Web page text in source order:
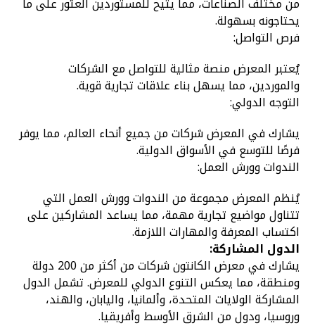
يحتاجونه بسهولة.
فرص التواصل:
يُعتبر المعرض منصة مثالية للتواصل مع الشركات
والموردين، مما يسهل بناء علاقات تجارية قوية.
التوجه الدولي:
يشارك في المعرض شركات من جميع أنحاء العالم، مما يوفر
فرصًا للتوسع في الأسواق الدولية.
الندوات وورش العمل:
يُنظم المعرض مجموعة من الندوات وورش العمل التي
تتناول مواضيع تجارية مهمة، مما يساعد المشاركين على
اكتساب المعرفة والمهارات اللازمة.
الدول المشاركة:
يشارك في معرض الكانتون شركات من أكثر من 200 دولة
ومنطقة، مما يعكس التنوع الدولي للمعرض. تشمل الدول
المشاركة الولايات المتحدة، وألمانيا، واليابان، والهند،
وروسيا، ودول من الشرق الأوسط وأفريقيا.